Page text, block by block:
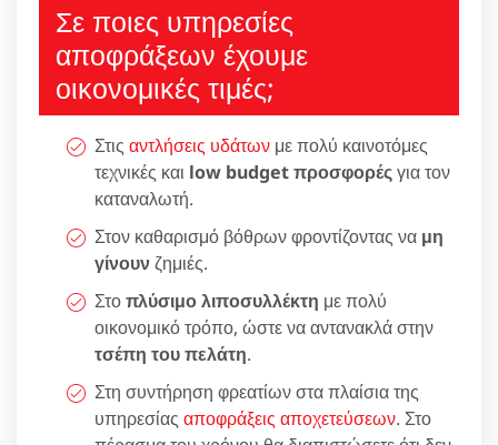
Σε ποιες υπηρεσίες
αποφράξεων έχουμε
οικονομικές τιμές;
Στις αντλήσεις υδάτων με πολύ καινοτόμες
τεχνικές και low budget προσφορέςγια τον
καταναλωτή.
Στον καθαρισμό βόθρων φροντίζοντας να μη
γίνουνζημιές.
Στοπλύσιμο λιποσυλλέκτη με πολύ
οικονομικό τρόπο, ώστε να αντανακλά στην
τσέπη του πελάτη.
Στη συντήρηση φρεατίων στα πλαίσια της
υπηρεσίας αποφράξεις αποχετεύσεων. Στο